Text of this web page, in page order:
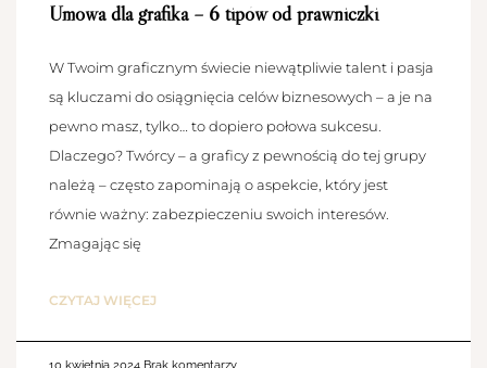
Umowa dla grafika – 6 tipów od prawniczki
W Twoim graficznym świecie niewątpliwie talent i pasja
są kluczami do osiągnięcia celów biznesowych – a je na
pewno masz, tylko… to dopiero połowa sukcesu.
Dlaczego? Twórcy – a graficy z pewnością do tej grupy
należą – często zapominają o aspekcie, który jest
równie ważny: zabezpieczeniu swoich interesów.
Zmagając się
CZYTAJ WIĘCEJ